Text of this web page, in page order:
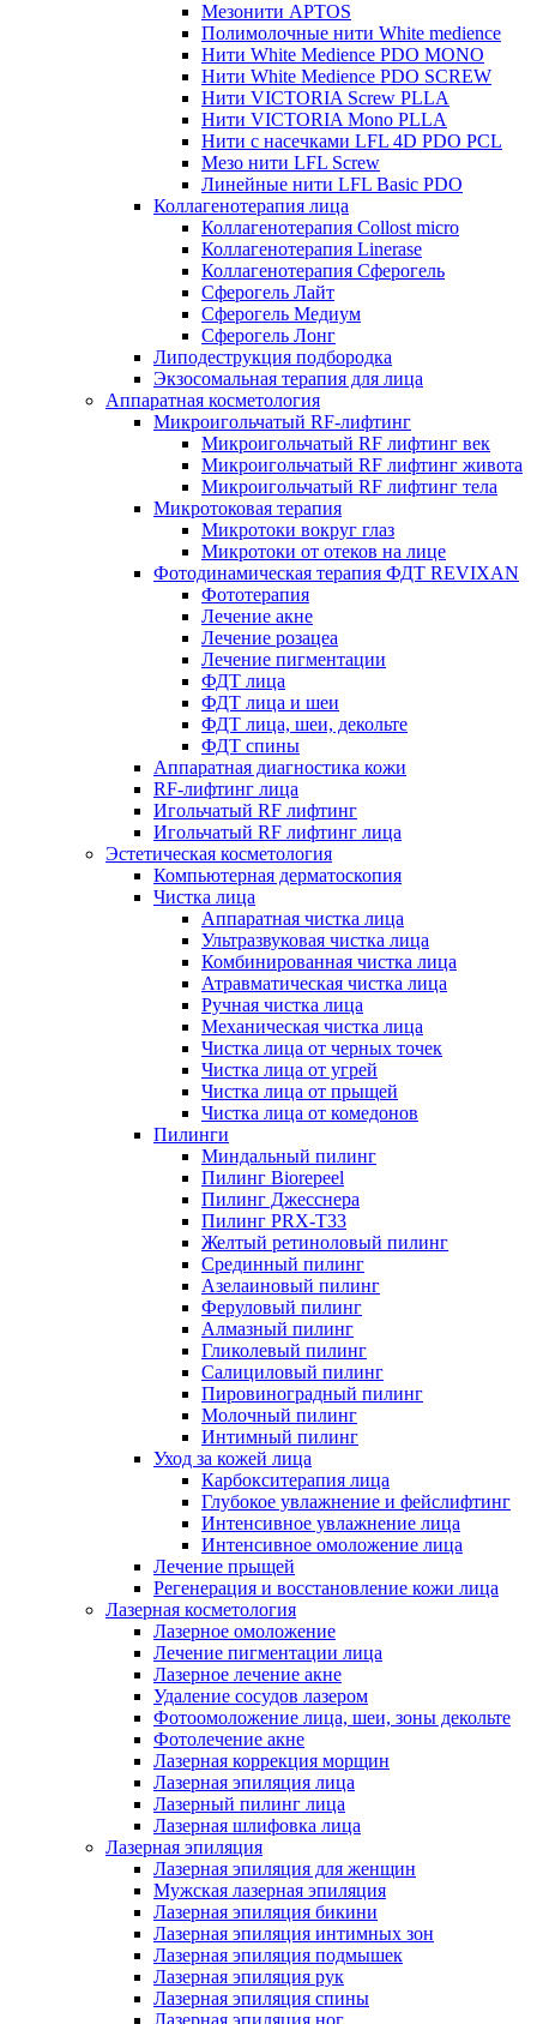
Мезонити APTOS
Полимолочные нити White medience
Нити White Medience PDO MONO
Нити White Medience PDO SCREW
Нити VICTORIA Screw PLLA
Нити VICTORIA Mono PLLA
Нити с насечками LFL 4D PDO PCL
Мезо нити LFL Screw
Линейные нити LFL Basic PDO
Коллагенотерапия лица
Коллагенотерапия Collost micro
Коллагенотерапия Linerase
Коллагенотерапия Сферогель
Сферогель Лайт
Сферогель Медиум
Сферогель Лонг
Липодеструкция подбородка
Экзосомальная терапия для лица
Аппаратная косметология
Микроигольчатый RF-лифтинг
Микроигольчатый RF лифтинг век
Микроигольчатый RF лифтинг живота
Микроигольчатый RF лифтинг тела
Микротоковая терапия
Микротоки вокруг глаз
Микротоки от отеков на лице
Фотодинамическая терапия ФДТ REVIXAN
Фототерапия
Лечение акне
Лечение розацеа
Лечение пигментации
ФДТ лица
ФДТ лица и шеи
ФДТ лица, шеи, декольте
ФДТ спины
Аппаратная диагностика кожи
RF-лифтинг лица
Игольчатый RF лифтинг
Игольчатый RF лифтинг лица
Эстетическая косметология
Компьютерная дерматоскопия
Чистка лица
Аппаратная чистка лица
Ультразвуковая чистка лица
Комбинированная чистка лица
Атравматическая чистка лица
Ручная чистка лица
Механическая чистка лица
Чистка лица от черных точек
Чистка лица от угрей
Чистка лица от прыщей
Чистка лица от комедонов
Пилинги
Миндальный пилинг
Пилинг Biorepeel
Пилинг Джесснера
Пилинг PRX-T33
Желтый ретиноловый пилинг
Срединный пилинг
Азелаиновый пилинг
Феруловый пилинг
Алмазный пилинг
Гликолевый пилинг
Салициловый пилинг
Пировиноградный пилинг
Молочный пилинг
Интимный пилинг
Уход за кожей лица
Карбокситерапия лица
Глубокое увлажнение и фейслифтинг
Интенсивное увлажнение лица
Интенсивное омоложение лица
Лечение прыщей
Регенерация и восстановление кожи лица
Лазерная косметология
Лазерное омоложение
Лечение пигментации лица
Лазерное лечение акне
Удаление сосудов лазером
Фотоомоложение лица, шеи, зоны декольте
Фотолечение акне
Лазерная коррекция морщин
Лазерная эпиляция лица
Лазерный пилинг лица
Лазерная шлифовка лица
Лазерная эпиляция
Лазерная эпиляция для женщин
Мужская лазерная эпиляция
Лазерная эпиляция бикини
Лазерная эпиляция интимных зон
Лазерная эпиляция подмышек
Лазерная эпиляция рук
Лазерная эпиляция спины
Лазерная эпиляция ног